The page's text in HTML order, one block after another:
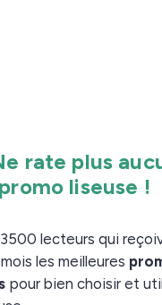
dans les
est pertinente et si
de Comixology
problème vers
cas,c’en est est
la marque «